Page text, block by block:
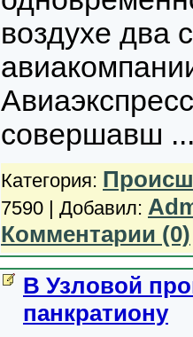
воздухе два
совершавш
Категория:
7590 | Добавил:
Комментарии (0)
В Узловой
панкратиону